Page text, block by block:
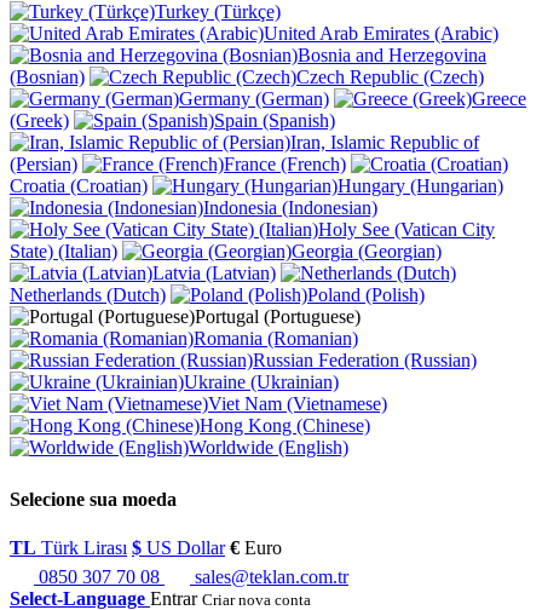
Turkey (Türkçe)
United Arab Emirates (Arabic)
Bosnia and Herzegovina
(Bosnian)
Czech Republic (Czech)
Germany (German)
Greece
(Greek)
Spain (Spanish)
Iran, Islamic Republic of
(Persian)
France (French)
Croatia (Croatian)
Hungary (Hungarian)
Indonesia (Indonesian)
Holy See (Vatican City
State) (Italian)
Georgia (Georgian)
Latvia (Latvian)
Netherlands (Dutch)
Poland (Polish)
Portugal (Portuguese)
Romania (Romanian)
Russian Federation (Russian)
Ukraine (Ukrainian)
Viet Nam (Vietnamese)
Hong Kong (Chinese)
Worldwide (English)
Selecione sua moeda
TL Türk Lirası $ US Dollar € Euro
0850 307 70 08
sales@teklan.com.tr
Select-Language Entrar Criar nova conta